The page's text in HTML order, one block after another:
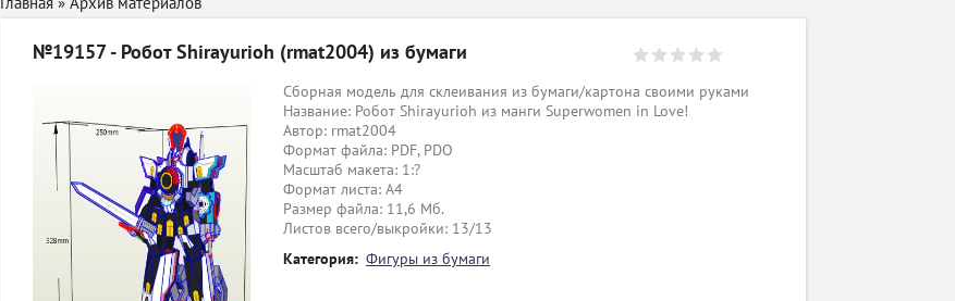
№19157 - Робот Shirayurioh (rmat2004) из бумаги
Сборная модель для склеивания из бумаги/картона своими руками
Название: Робот Shirayurioh из манги Superwomen in Love!
Автор: rmat2004
Формат файла: PDF, PDO
Масштаб макета: 1:?
Формат листа: А4
Размер файла: 11,6 Мб.
Листов всего/выкройки: 13/13
Категория: Фигуры из бумаги